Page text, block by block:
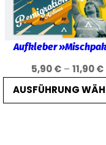
Aufkleber
5,90€ –11,90€
AUSFÜHRUNG